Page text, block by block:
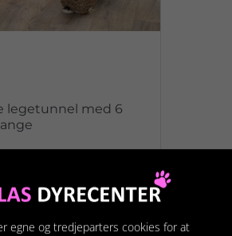
legetunnel med 6
egne og tredjeparters cookies for at